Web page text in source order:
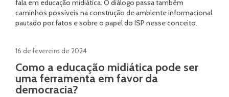
fala em educação midiática. O diálogo passa também
caminhos possíveis na construção de ambiente informacional
pautado por fatos e sobre o papel do ISP nesse conceito.
16 de fevereiro de 2024
Como a educação midiática pode ser
uma ferramenta em favor da
democracia?